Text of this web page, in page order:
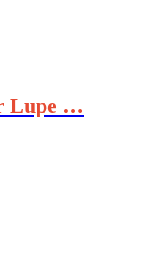
Lupe …